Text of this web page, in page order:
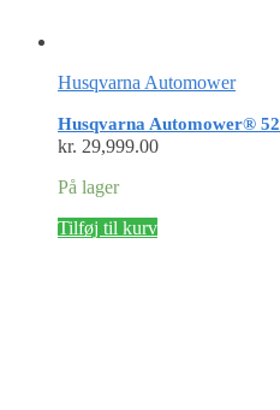
Husqvarna Automower
Husqvarna Automower®
kr. 29,999.00
På lager
Tilføj til kurv